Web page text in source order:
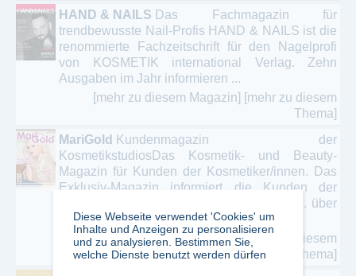
HAND & NAILS Das Fachmagazin für
trendbewusste Nail-Profis HAND & NAILS ist die
renommierte Fachzeitschrift für den Nagelprofi
von KOSMETIK international Verlag. Zehn
Ausgaben im Jahr informieren ...
[mehr zu diesem Magazin] [mehr zu diesem
Thema]
MariGold
Kundenmagazin der
KosmetikstudiosDas Kosmetik- und Beauty-
Magazin für Kunden der Kosmetiker/innen. Das
Exklusiv-Magazin informiert die Kunden der
Kosmetiker/innen jeden zweiten Monat z.B. über
[mehr zu diesem Magazin] [mehr zu diesem
Thema]
Diese Webseite verwendet 'Cookies' um
Inhalte und Anzeigen zu personalisieren
und zu analysieren. Bestimmen Sie,
welche Dienste benutzt werden dürfen